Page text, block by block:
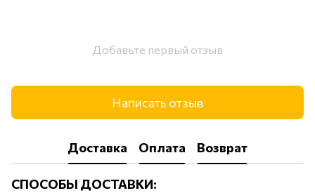
Добавьте первый отзыв
Написать отзыв
Доставка Оплата Возврат
СПОСОБЫ ДОСТАВКИ: